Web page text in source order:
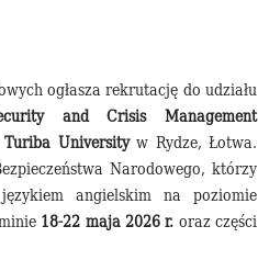
ogłasza rekrutację do udziału
and Crisis Management
Turiba Universityw Rydze, Łotwa.
Narodowego, którzy
angielskim na poziomie
18-22 maja 2026 r. oraz części